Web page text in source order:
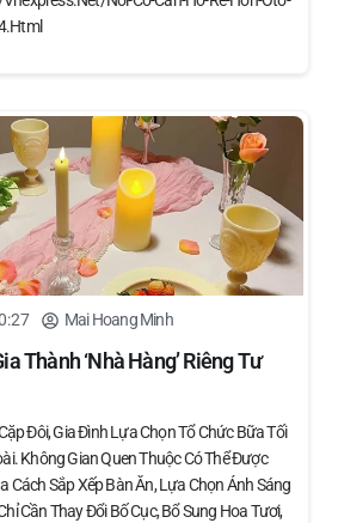
Mai Hoang Minh
Thành ‘nhà Hàng’ Riêng Tư
Đôi, Gia Đình Lựa Chọn Tổ Chức Bữa Tối
Không Gian Quen Thuộc Có Thể Được
Cách Sắp Xếp Bàn Ăn, Lựa Chọn Ánh Sáng
Cần Thay Đổi Bố Cục, Bổ Sung Hoa Tươi,